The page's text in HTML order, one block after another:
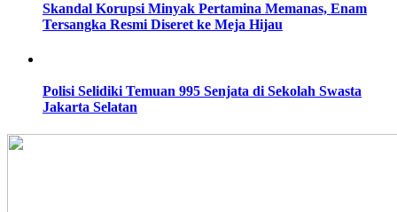
Skandal Korupsi Minyak Pertamina Memanas, Enam
Tersangka Resmi Diseret ke Meja Hijau
Polisi Selidiki Temuan 995 Senjata di Sekolah Swasta
Jakarta Selatan